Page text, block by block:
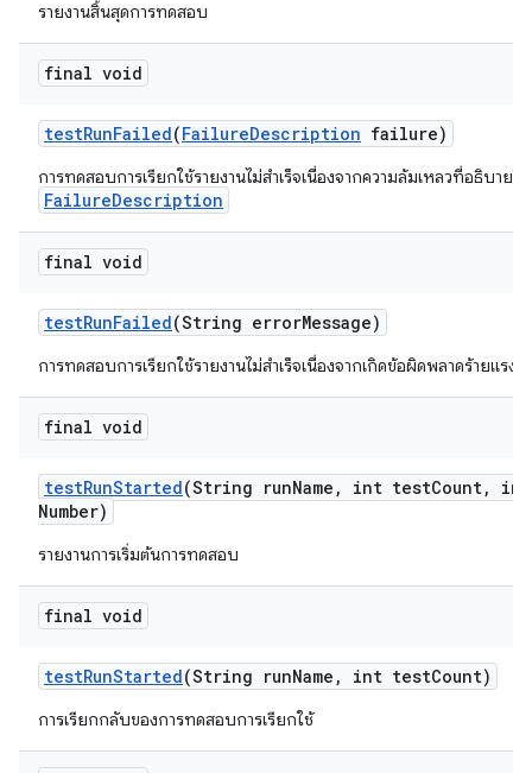
รายงานสิ้นสุดการทดสอบ
final void
testRunFailed(FailureDescription failure)
การทดสอบการเรียกใช้รายงานไม่สำเร็จเนื่องจากความล้มเหลวที่อธิบายโ
FailureDescription
final void
testRunFailed(String errorMessage)
การทดสอบการเรียกใช้รายงานไม่สำเร็จเนื่องจากเกิดข้อผิดพลาดร้ายแรง
final void
testRunStarted(String runName , int testCount,
int
Number)
รายงานการเริ่มต้นการทดสอบ
final void
testRunStarted(String runName , int testCount)
การเรียกกลับของการทดสอบการเรียกใช้